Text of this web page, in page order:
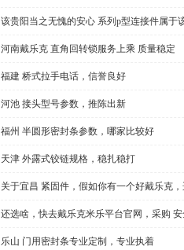
该贵阳当之无愧的安心 系列p型连接件属于
河南戴乐克 直角回转锁服务上乘 质量稳定
福建 桥式拉手电话，信誉良好
河池 接头型号参数，推陈出新
福州 半圆形密封条参数，哪家比较好
天津 外露式铰链规格，稳扎稳打
关于宜昌 紧固件，假如你有一个好戴乐克
还选啥，快去戴乐克米乐平台官网，采购
乐山 门用密封条专业定制，专业执着